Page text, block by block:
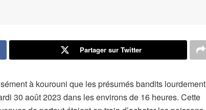
Partager sur Twitter
à kourouni que les présumés bandits lourdement
30 août 2023 dans les environs de 16 heures. Cette